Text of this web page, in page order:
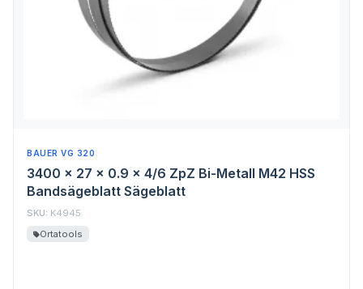
BAUER VG 320
3400 x 27 x 0.9 x 4/6 ZpZ Bi-Metall M42 HSS
Bandsägeblatt Sägeblatt
SKU: K4945
Ortatools